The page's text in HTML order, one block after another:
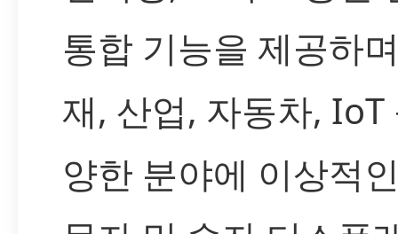
통합 기능을 제공하
재, 산업, 자동차, IoT
양한 분야에 이상적